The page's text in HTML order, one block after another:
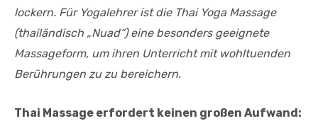
lockern. Für Yogalehrer ist die Thai Yoga Massage
(thailändisch „Nuad“) eine besonders geeignete
Massageform, um ihren Unterricht mit wohltuenden
Berührungen zu zu bereichern.
Thai Massage erfordert keinen großen Aufwand: